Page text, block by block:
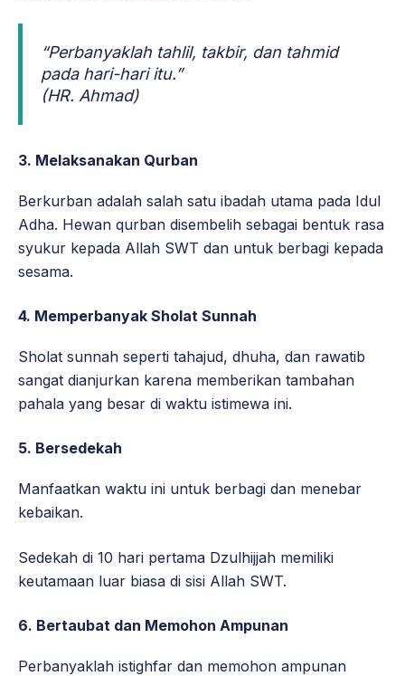
“Perbanyaklah tahlil, takbir, dan tahmid
pada hari-hari itu.”
(HR. Ahmad)
3. Melaksanakan Qurban
Berkurban adalah salah satu ibadah utama pada Idul
Adha. Hewan qurban disembelih sebagai bentuk rasa
syukur kepada Allah SWT dan untuk berbagi kepada
sesama.
4. Memperbanyak Sholat Sunnah
Sholat sunnah seperti tahajud, dhuha, dan rawatib
sangat dianjurkan karena memberikan tambahan
pahala yang besar di waktu istimewa ini.
5. Bersedekah
Manfaatkan waktu ini untuk berbagi dan menebar
kebaikan.
Sedekah di 10 hari pertama Dzulhijjah memiliki
keutamaan luar biasa di sisi Allah SWT.
6. Bertaubat dan Memohon Ampunan
Perbanyaklah istighfar dan memohon ampunan